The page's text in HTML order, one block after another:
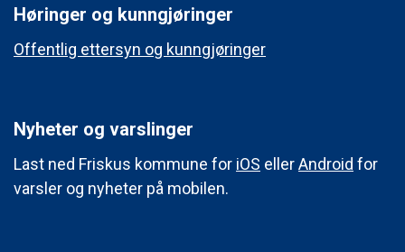
Høringer og kunngjøringer
Offentlig ettersyn og kunngjøringer
Nyheter og varslinger
Last ned Friskus kommune for iOS ellerAndroid for
varsler og nyheter på mobilen.